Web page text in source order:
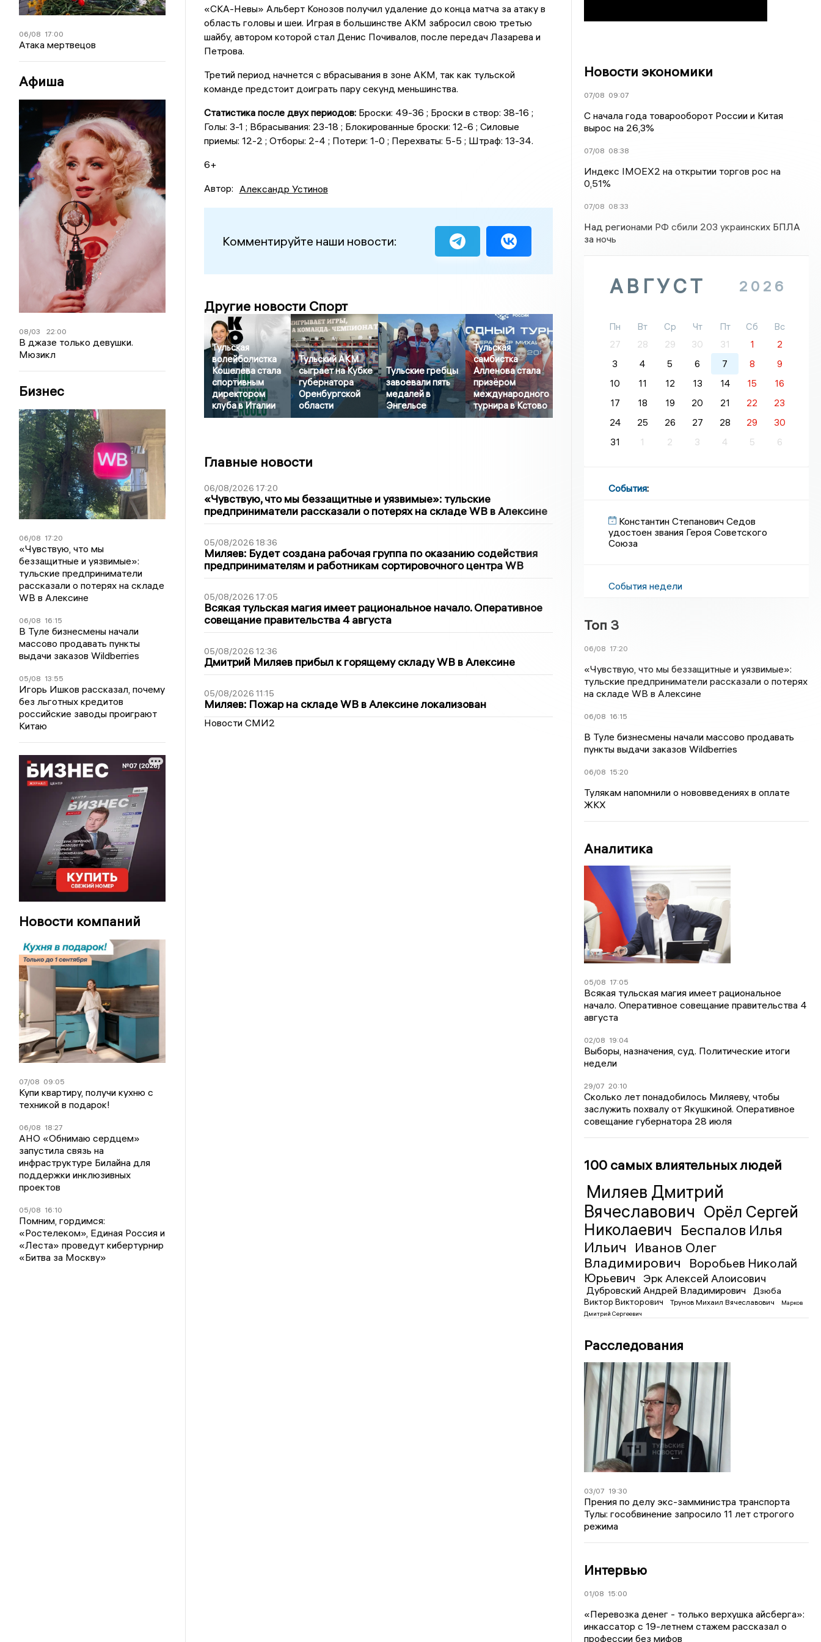
06/08 17:00
Атака мертвецов
Афиша
08/03 22:00
В джазе только девушки.
Мюзикл
Бизнес
06/08 17:20
«Чувствую, что мы
беззащитные и уязвимые»:
тульские предприниматели
рассказали о потерях на складе
WB в Алексине
06/08 16:15
В Туле бизнесмены начали
массово продавать пункты
выдачи заказов Wildberries
05/08 13:55
Игорь Ишков рассказал, почему
без льготных кредитов
российские заводы проиграют
Китаю
Новости компаний
07/08 09:05
Купи квартиру, получи кухню с
техникой в подарок!
06/08 18:27
АНО «Обнимаю сердцем»
запустила связь на
инфраструктуре Билайна для
поддержки инклюзивных
проектов
05/08 16:10
Помним, гордимся:
«Ростелеком», Единая Россия и
«Леста» проведут кибертурнир
«Битва за Москву»
«СКА-Невы» Альберт Конозов получил удаление до конца матча за атаку в
область головы и шеи. Играя в большинстве АКМ забросил свою третью
шайбу, автором которой стал Денис Почивалов, после передач Лазарева и
Петрова.
Третий период начнется с вбрасывания в зоне АКМ, так как тульской
команде предстоит доиграть пару секунд меньшинства.
Статистика после двух периодов:Броски: 49-36 ; Броски в створ: 38-16 ;
Голы: 3-1 ; Вбрасывания: 23-18 ; Блокированные броски: 12-6 ; Силовые
приемы: 12-2 ; Отборы: 2-4 ; Потери: 1-0 ; Перехваты: 5-5 ; Штраф: 13-34.
6+
Автор: Александр Устинов
Комментируйте наши новости:
Другие новости Спорт
Тульская
волейболистка
Кошелева стала
спортивным
директором
клуба в Италии
Тульский АКМ
сыграет на Кубке
губернатора
Оренбургской
области
Тульские гребцы
завоевали пять
медалей в
Энгельсе
Тульская
самбистка
Алленова стала
призёром
международного
турнира в Кстово
Главные новости
06/08/2026 17:20
«Чувствую, что мы беззащитные и уязвимые»: тульские
предприниматели рассказали о потерях на складе WB в Алексине
05/08/2026 18:36
Миляев: Будет создана рабочая группа по оказанию содействия
предпринимателям и работникам сортировочного центра WB
05/08/2026 17:05
Всякая тульская магия имеет рациональное начало. Оперативное
совещание правительства 4 августа
05/08/2026 12:36
Дмитрий Миляев прибыл к горящему складу WB в Алексине
05/08/2026 11:15
Миляев: Пожар на складе WB в Алексине локализован
Новости СМИ2
Новости экономики
07/08 09:07
С начала года товарооборот России и Китая
вырос на 26,3%
07/08 08:38
Индекс IMOEX2 на открытии торгов рос на
0,51%
07/08 08:33
Над регионами РФ сбили 203 украинских БПЛА
за ночь
АВГУСТ 2026
Пн Вт Ср Чт Пт Сб
Вс
27
28 29 30 31 1
2
3
4 5 6 7 8
9
10
11 12 13 14 15
16
17
18 19 20 21 22
23
24
25 26 27 28 29
30
31
1 2 3 4 5 6
События:
Константин Степанович Седов
удостоен звания Героя Советского
Союза
События недели
Топ 3
06/08 17:20
«Чувствую, что мы беззащитные и уязвимые»:
тульские предприниматели рассказали о потерях
на складе WB в Алексине
06/08 16:15
В Туле бизнесмены начали массово продавать
пункты выдачи заказов Wildberries
06/08 15:20
Тулякам напомнили о нововведениях в оплате
ЖКХ
Аналитика
05/08 17:05
Всякая тульская магия имеет рациональное
начало. Оперативное совещание правительства 4
августа
02/08 19:04
Выборы, назначения, суд. Политические итоги
недели
29/07 20:10
Сколько лет понадобилось Миляеву, чтобы
заслужить похвалу от Якушкиной. Оперативное
совещание губернатора 28 июля
100 самых влиятельных людей
Миляев Дмитрий
Вячеславович Орёл Сергей
Николаевич Беспалов Илья
Ильич
Иванов Олег
Владимирович
Воробьев Николай
Юрьевич
Эрк Алексей Алоисович
Дубровский Андрей Владимирович
Дзюба
Виктор Викторович
Трунов Михаил Вячеславович
Марков
Дмитрий Сергеевич
Расследования
03/07 19:30
Прения по делу экс-замминистра транспорта
Тулы: гособвинение запросило 11 лет строгого
режима
Интервью
01/08 15:00
«Перевозка денег - только верхушка айсберга»:
инкассатор с 19-летнем стажем рассказал о
профессии без мифов